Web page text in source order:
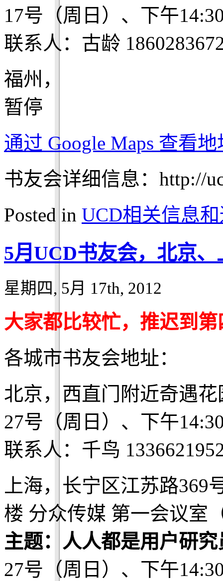
17号（周日）、下午
联系人：古龄
福州，
暂停
通过 Google Maps 查看
书友会详细信息：http://
Posted in UCD相关信息
5月UCD书友会，北京
星期四, 5月 17th, 2012
大家都比较忙，推迟到
各城市书友会地址：
北京，西直门附近奇遇花
27号（周日）、下午
联系人：千鸟
上海，长宁区江苏路
楼 分众传媒 第一会议室
主题：人人都是用户研究
27号（周日）、下午